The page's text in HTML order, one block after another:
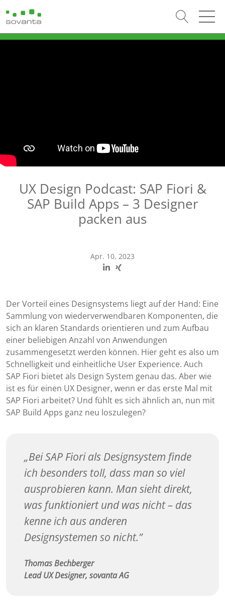
UX Design Podcast: SAP Fiori &
SAP Build Apps – 3 Designer
packen aus
Apr. 10, 2023
Der Vorteil eines Designsystems liegt auf der Hand: Eine
Sammlung von wiederverwendbaren Komponenten, die
sich an klaren Standards orientieren und zum Aufbau
einer beliebigen Anzahl von Anwendungen
zusammengesetzt werden können. Hier geht es also um
Schnelligkeit und einheitliche User Experience. Auch
SAP Fiori bietet als Design System genau das. Aber wie
ist es für einen UX Designer, wenn er das erste Mal mit
SAP Fiori arbeitet? Und fühlt es sich ähnlich an, nun mit
SAP Build Apps ganz neu loszulegen?
Bei SAP Fiori als Designsystem finde
ich besonders toll, dass man so viel
ausprobieren kann. Man sieht direkt,
was funktioniert und was nicht – das
kenne ich aus anderen
Designsystemen so nicht.
Thomas Bechberger
Lead UX Designer, sovanta AG